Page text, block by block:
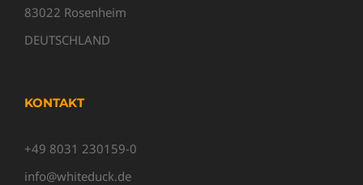
83022 Rosenheim
DEUTSCHLAND
KONTAKT
+49 8031 230159-0
info@whiteduck.de